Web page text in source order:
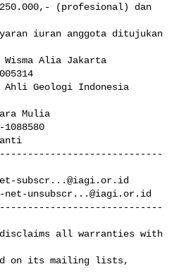
(profesional) dan
iuran anggota ditujukan
Wisma Alia Jakarta
Ahli Geologi Indonesia
Mulia
subscr...@iagi.or.id
unsubscr...@iagi.or.id
disclaims all warranties with
on its mailing lists,